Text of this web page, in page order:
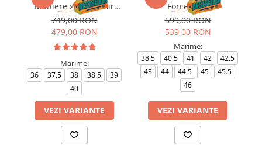
Maniere x Wmns Air
Force 1 Low 07
749,00 RON
479,00 RON
Marime:
36 37.5 38 38.5
39
40
VEZI VARIANTE
Force 1 '07
599,00 RON
539,00 RON
Marime:
38.5 40.5 41 42
42.5
43
44 44.5 45
45.5
46
VEZI VARIANTE